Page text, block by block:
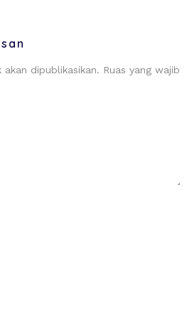
dipublikasikan. Ruas yang wajib